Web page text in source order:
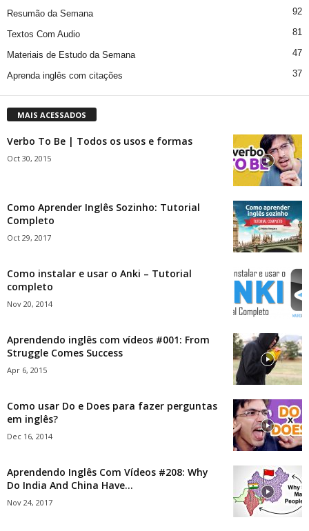
Resumão da Semana 92
Textos Com Audio 81
Materiais de Estudo da Semana 47
Aprenda inglês com citações 37
MAIS ACESSADOS
Verbo To Be | Todos os usos e formas
Oct 30, 2015
Como Aprender Inglês Sozinho: Tutorial
Completo
Oct 29, 2017
Como instalar e usar o Anki – Tutorial
completo
Nov 20, 2014
Aprendendo inglês com vídeos #001: From
Struggle Comes Success
Apr 6, 2015
Como usar Do e Does para fazer perguntas
em inglês?
Dec 16, 2014
Aprendendo Inglês Com Vídeos #208: Why
Do India And China Have...
Nov 24, 2017